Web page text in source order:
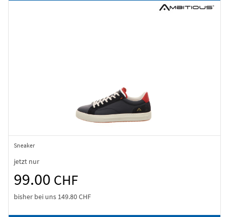
Sneaker
jetzt nur
99.00 CHF
bisher bei uns 149.80 CHF